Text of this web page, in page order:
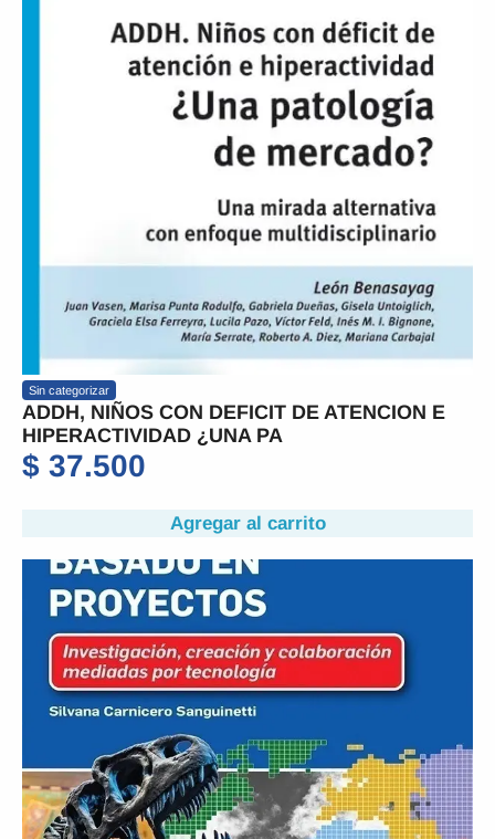
Sin categorizar
ADDH, NIÑOS CON DEFICIT DE ATENCION E
HIPERACTIVIDAD ¿UNA PA
$ 37.500
Agregar al carrito